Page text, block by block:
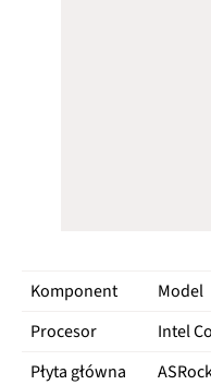
Komponent Model
Procesor
Intel
Płyta główna